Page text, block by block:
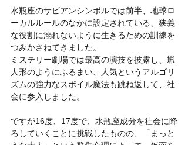
水瓶座のサビアンシンボルでは前半、地球ロ
ーカルルールのなかに設定されている、狭義
な役割に溺れないように生きるための訓練を
つみかさねてきました。
ミステリー劇場では最高の演技を披露し、蝋
人形のようにふるまい、人気というアルゴリ
ズムの強力なスポイル魔法も跳ね返して、社
会に参入しました。
ですが16度、17度で、水瓶座成分を社会に降
ろしていくことに挑戦したものの、「まっと